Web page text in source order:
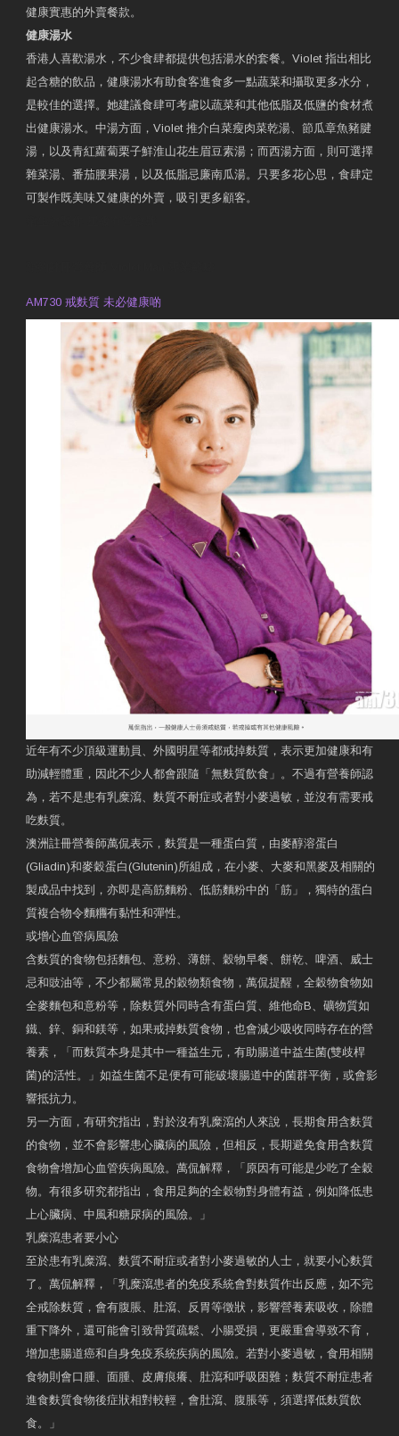
健康實惠的外賣餐款。
健康湯水
香港人喜歡湯水，不少食肆都提供包括湯水的套餐。Violet 指出相比
起含糖的飲品，健康湯水有助食客進食多一點蔬菜和攝取更多水分，
是較佳的選擇。她建議食肆可考慮以蔬菜和其他低脂及低鹽的食材煮
出健康湯水。中湯方面，Violet 推介白菜瘦肉菜乾湯、節瓜章魚豬腱
湯，以及青紅蘿蔔栗子鮮淮山花生眉豆素湯；而西湯方面，則可選擇
雜菜湯、番茄腰果湯，以及低脂忌廉南瓜湯。只要多花心思，食肆定
可製作既美味又健康的外賣，吸引更多顧客。
AM730 戒麩質 未必健康啲
近年有不少頂級運動員、外國明星等都戒掉麩質，表示更加健康和有
助減輕體重，因此不少人都會跟隨「無麩質飲食」。不過有營養師認
為，若不是患有乳糜瀉、麩質不耐症或者對小麥過敏，並沒有需要戒
吃麩質。
澳洲註冊營養師萬侃表示，麩質是一種蛋白質，由麥醇溶蛋白
(Gliadin)和麥穀蛋白(Glutenin)所組成，在小麥、大麥和黑麥及相關的
製成品中找到，亦即是高筋麵粉、低筋麵粉中的「筋」，獨特的蛋白
質複合物令麵糰有黏性和彈性。
或增心血管病風險
含麩質的食物包括麵包、意粉、薄餅、穀物早餐、餅乾、啤酒、威士
忌和豉油等，不少都屬常見的穀物類食物，萬侃提醒，全穀物食物如
全麥麵包和意粉等，除麩質外同時含有蛋白質、維他命B、礦物質如
鐵、鋅、銅和鎂等，如果戒掉麩質食物，也會減少吸收同時存在的營
養素，「而麩質本身是其中一種益生元，有助腸道中益生菌(雙歧桿
菌)的活性。」如益生菌不足便有可能破壞腸道中的菌群平衡，或會影
響抵抗力。
另一方面，有研究指出，對於沒有乳糜瀉的人來說，長期食用含麩質
的食物，並不會影響患心臟病的風險，但相反，長期避免食用含麩質
食物會增加心血管疾病風險。萬侃解釋，「原因有可能是少吃了全穀
物。有很多研究都指出，食用足夠的全穀物對身體有益，例如降低患
上心臟病、中風和糖尿病的風險。」
乳糜瀉患者要小心
至於患有乳糜瀉、麩質不耐症或者對小麥過敏的人士，就要小心麩質
了。萬侃解釋，「乳糜瀉患者的免疫系統會對麩質作出反應，如不完
全戒除麩質，會有腹脹、肚瀉、反胃等徵狀，影響營養素吸收，除體
重下降外，還可能會引致骨質疏鬆、小腸受損，更嚴重會導致不育，
增加患腸道癌和自身免疫系統疾病的風險。若對小麥過敏，食用相關
食物則會口腫、面腫、皮膚痕癢、肚瀉和呼吸困難；麩質不耐症患者
進食麩質食物後症狀相對較輕，會肚瀉、腹脹等，須選擇低麩質飲
食。」